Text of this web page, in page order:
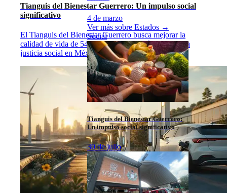
4 de marzo
Ver más sobre Estados →
Social
Tianguis del Bienestar Guerrero:
Un impulso social significativo
30 de julio
Tianguis del Bienestar Guerrero: Un impulso social
significativo
El Tianguis del Bienestar Guerrero busca mejorar la
calidad de vida de 54 mil familias, alineándose con la
justicia social en México....